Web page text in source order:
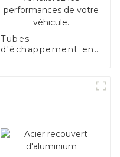
Tubes
d'échappement en